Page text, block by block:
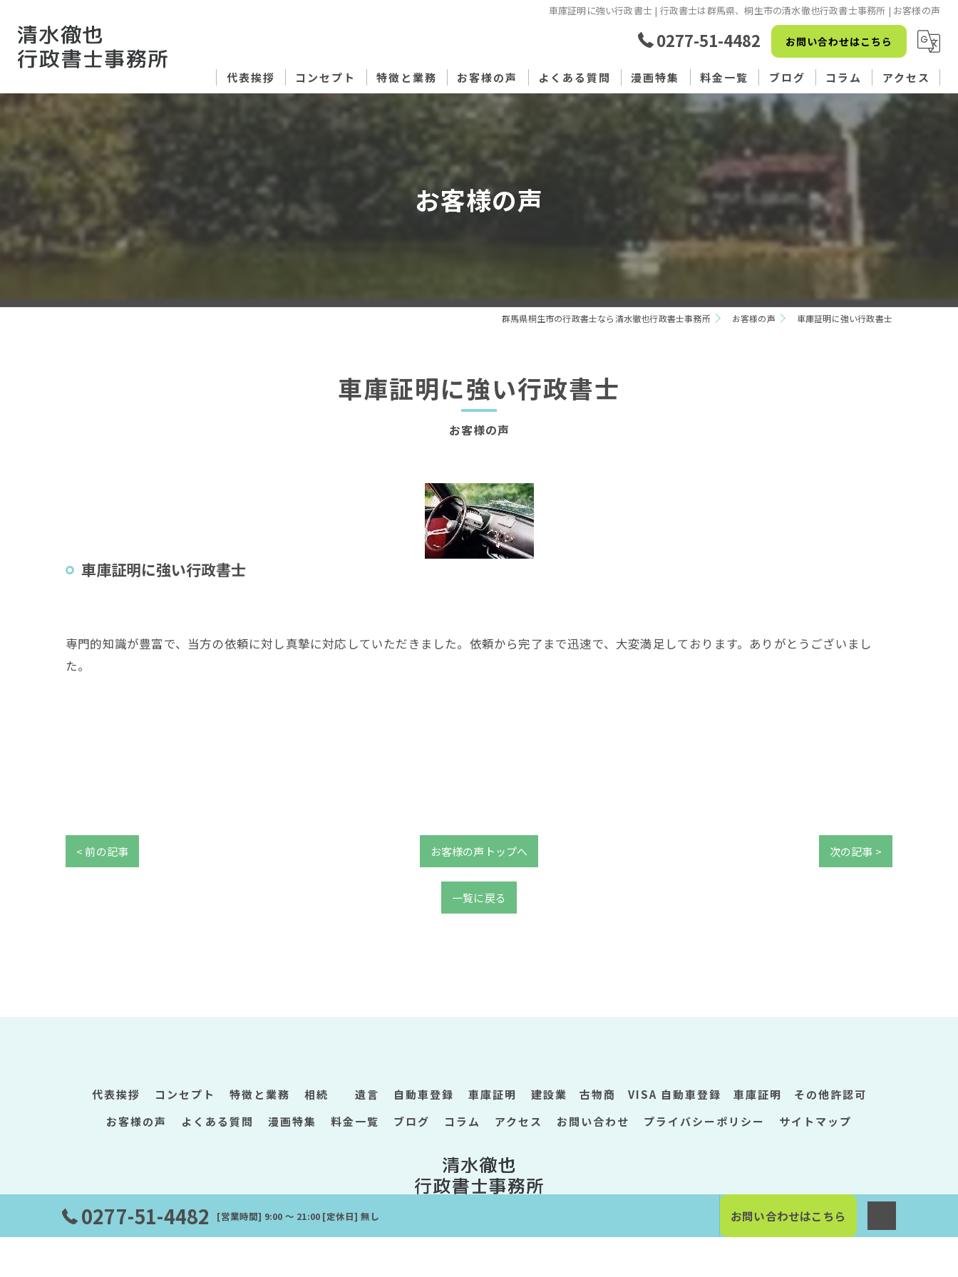
車庫証明に強い行政書士 | 行政書士は群馬県、桐生市の清水徹也行政書士事務所 | お客様の声
0277-51-4482 お問い合わせはこちら
代表挨拶 コンセプト 特徴と業務
自動車登録
車庫証明
建設業 古物商 VISA 自動車登録 車庫証明 その他許認可
お客様の声 よくある質問 漫画特集 料金一覧 ブログ コラム アクセス
お客様の声
群馬県桐生市の行政書士なら清水徹也行政書士事務所 お客様の声 車庫証明に強い行政書士
お客様の声
車庫証明に強い行政書士
車庫証明に強い行政書士
専門的知識が豊富で、当方の依頼に対し真摯に対応していただきました。依頼から完了まで迅速で、大変満足しております。ありがとうございまし
た。
< 前の記事 お客様の声トップへ 次の記事 >
一覧に戻る
0277-51-4482 [営業時間] 9:00 ～ 21:00 [定休日] 無し お問い合わせはこちら
代表挨拶 コンセプト 特徴と業務 相続 遺言 自動車登録 車庫証明
建設業 古物商 VISA 自動車登録 車庫証明 その他許認可
お客様の声
よくある質問 漫画特集 料金一覧 ブログ コラム アクセス お問い合わせ プライバシーポリシー サイトマップ
© 2026 群馬県桐生市の行政書士なら清水徹也行政書士事務所 ALL RIGHTS RESERVED.